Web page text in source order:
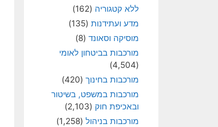
ללא קטגוריה (162)
מדע ועתידנות (135)
מוסיקה וסאונד (8)
מורכבות בביטחון לאומי
(4,504)
מורכבות בחינוך (420)
מורכבות במשפט, בשיטור
ובאכיפת חוק (2,103)
מורכבות בניהול (1,258)